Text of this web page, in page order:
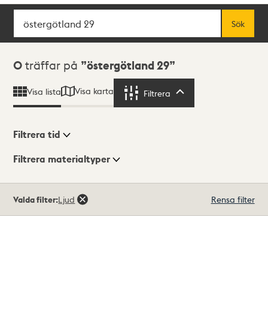
Sök
Sök
Sökresultat
0 träffar på östergötland 29
Visa lista Visa karta Filtrera
Visningsläge
Filtrera tid
Filtrera materialtyper
träffar
Valda filter:Ljud Rensa filter